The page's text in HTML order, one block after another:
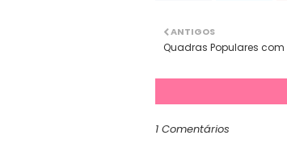
ANTIGOS
Quadras Populares
1 Comentários